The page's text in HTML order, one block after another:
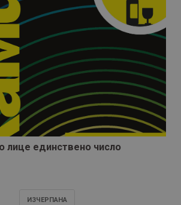
лице единствено число
ИЗЧЕРПАНA